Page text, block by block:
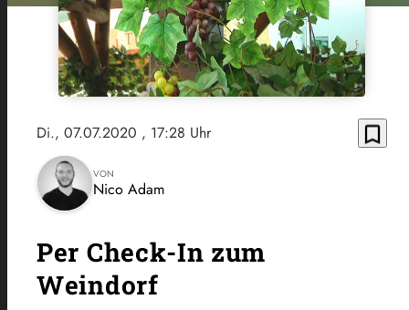
Di., 07.07.2020 , 17:28 Uhr bookmark_border
VON
Nico Adam
Per Check-In zum
Weindorf